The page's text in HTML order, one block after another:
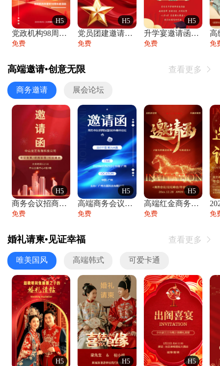
H5
党政机构98周年八一建军节庆祝晚会活动邀
免费
H5
党员团建邀请函党建活动风采党会工作汇报总
免费
H5
升学宴邀请函喜报金榜题名高端谢师宴邀请函
免费 免
高端邀请•创意无限 查看更多 
商务邀请 展会论坛
H5
商务会议招商展会科技峰会邀请函年会邀请
免费
H5
高端商务会议招商加盟展会峰会论坛邀请函
免费
H5
高端红金商务会议年会年终盛典答谢邀请函
免费 免
婚礼请柬•见证幸福 查看更多 
唯美国风 高端韩式 可爱卡通
H5 H5 H5